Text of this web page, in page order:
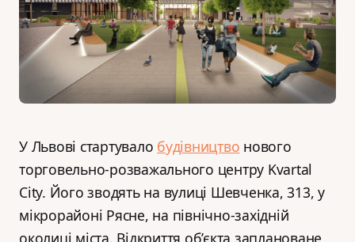
У Львові стартувало будівництво нового
торговельно-розважального центру Kvartal
City. Його зводять на вулиці Шевченка, 313, у
мікрорайоні Рясне, на північно-західній
околиці міста. Відкриття об’єкта заплановане